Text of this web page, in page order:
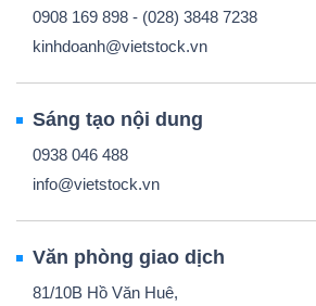
0908 169 898 - (028) 3848 7238
kinhdoanh@vietstock.vn
Sáng tạo nội dung
0938 046 488
info@vietstock.vn
Văn phòng giao dịch
81/10B Hồ Văn Huê,